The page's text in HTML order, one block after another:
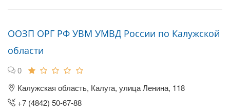
ООЗП ОРГ РФ УВМ УМВД России по Калужской
области
0
Калужская область, Калуга, улица Ленина, 118
+7 (4842) 50-67-88